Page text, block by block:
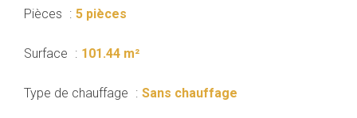
Pièces 5 pièces
Surface 101.44 m²
Type de chauffage Sans chauffage